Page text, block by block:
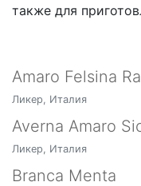
также для
Amaro Felsina
Ликер, Италия
Averna Amaro
Ликер, Италия
Branca Menta